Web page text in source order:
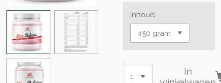
Inhoud
In